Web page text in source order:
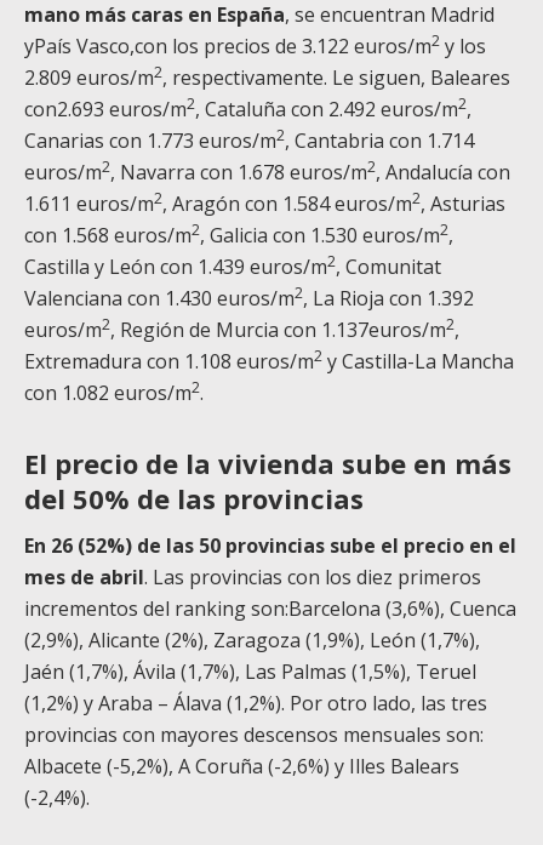
mano más caras en España, se encuentran Madrid
yPaís Vasco,con los precios de 3.122 euros/m2 y los
2.809 euros/m2, respectivamente. Le siguen, Baleares
con2.693 euros/m2, Cataluña con 2.492 euros/m2,
Canarias con 1.773 euros/m2, Cantabria con 1.714
euros/m2, Navarra con 1.678 euros/m2, Andalucía con
1.611 euros/m2, Aragón con 1.584 euros/m2, Asturias
con 1.568 euros/m2, Galicia con 1.530 euros/m2,
Castilla y León con 1.439 euros/m2, Comunitat
Valenciana con 1.430 euros/m2, La Rioja con 1.392
euros/m2, Región de Murcia con 1.137euros/m2,
Extremadura con 1.108 euros/m2 y Castilla-La Mancha
con 1.082 euros/m2.
El precio de la vivienda sube en más
del 50% de las provincias
En 26 (52%) de las 50 provincias sube el precio en el
mes de abril. Las provincias con los diez primeros
incrementos del ranking son:Barcelona (3,6%), Cuenca
(2,9%), Alicante (2%), Zaragoza (1,9%), León (1,7%),
Jaén (1,7%), Ávila (1,7%), Las Palmas (1,5%), Teruel
(1,2%) y Araba – Álava (1,2%). Por otro lado, las tres
provincias con mayores descensos mensuales son:
Albacete (-5,2%), A Coruña (-2,6%) y Illes Balears
(-2,4%).